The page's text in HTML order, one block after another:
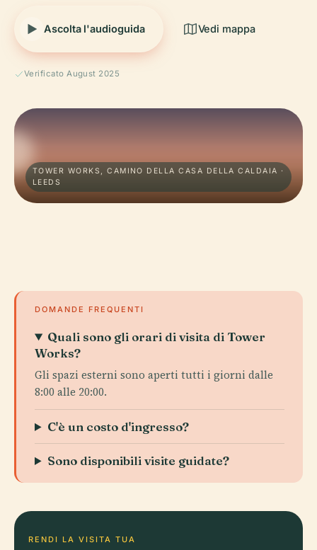
Ascolta l'audioguida Vedi mappa
Verificato August 2025
TOWER WORKS, CAMINO DELLA CASA DELLA CALDAIA ·
LEEDS
DOMANDE FREQUENTI
Quali sono gli orari di visita di Tower
Works?
Gli spazi esterni sono aperti tutti i giorni dalle
8:00 alle 20:00.
C'è un costo d'ingresso?
Sono disponibili visite guidate?
RENDI LA VISITA TUA